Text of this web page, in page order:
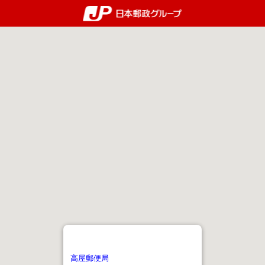
郵便局・日本郵政グループ
高屋郵便局